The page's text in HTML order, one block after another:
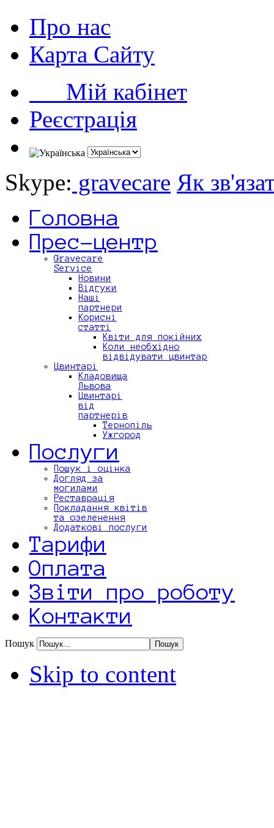
Про нас
Карта Сайту
Мій кабінет
Реєстрація
Skype: gravecare Як
Головна
Прес-центр
Gravecare
Service
Новини
Відгуки
Наші
партнери
Корисні
статті
Квіти для покійних
Коли необхідно
відвідувати цвинтар
Цвинтарі
Кладовища
Львова
Цвинтарі
від
партнерів
Тернопіль
Ужгород
Послуги
Пошук і оцінка
Догляд за
могилами
Реставрація
Покладання квітів
та озеленення
Додаткові послуги
Тарифи
Оплата
Звіти про роботу
Контакти
Пошук
Skip to content